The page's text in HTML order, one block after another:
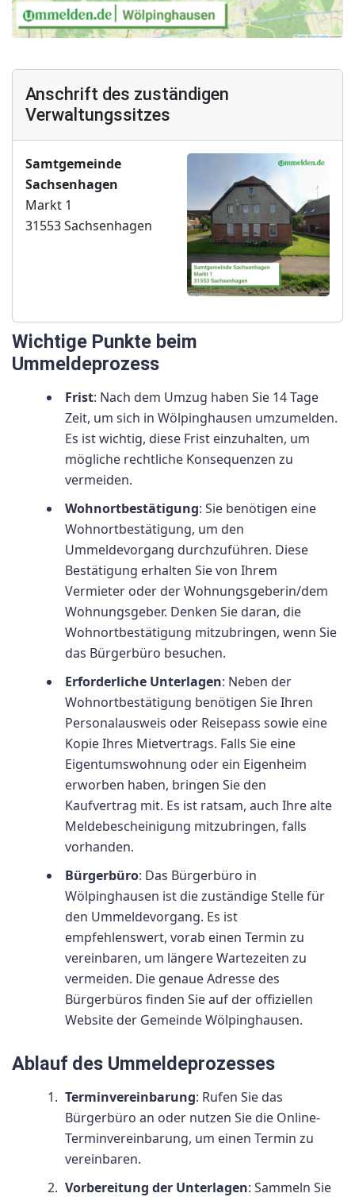
Anschrift des zuständigen
Verwaltungssitzes
Samtgemeinde
Sachsenhagen
Markt 1
31553 Sachsenhagen
Wichtige Punkte beim
Ummeldeprozess
Frist: Nach dem Umzug haben Sie 14 Tage
Zeit, um sich in Wölpinghausen umzumelden.
Es ist wichtig, diese Frist einzuhalten, um
mögliche rechtliche Konsequenzen zu
vermeiden.
Wohnortbestätigung: Sie benötigen eine
Wohnortbestätigung, um den
Ummeldevorgang durchzuführen. Diese
Bestätigung erhalten Sie von Ihrem
Vermieter oder der Wohnungsgeberin/dem
Wohnungsgeber. Denken Sie daran, die
Wohnortbestätigung mitzubringen, wenn Sie
das Bürgerbüro besuchen.
Erforderliche Unterlagen: Neben der
Wohnortbestätigung benötigen Sie Ihren
Personalausweis oder Reisepass sowie eine
Kopie Ihres Mietvertrags. Falls Sie eine
Eigentumswohnung oder ein Eigenheim
erworben haben, bringen Sie den
Kaufvertrag mit. Es ist ratsam, auch Ihre alte
Meldebescheinigung mitzubringen, falls
vorhanden.
Bürgerbüro: Das Bürgerbüro in
Wölpinghausen ist die zuständige Stelle für
den Ummeldevorgang. Es ist
empfehlenswert, vorab einen Termin zu
vereinbaren, um längere Wartezeiten zu
vermeiden. Die genaue Adresse des
Bürgerbüros finden Sie auf der offiziellen
Website der Gemeinde Wölpinghausen.
Ablauf des Ummeldeprozesses
Terminvereinbarung: Rufen Sie das
Bürgerbüro an oder nutzen Sie die Online-
Terminvereinbarung, um einen Termin zu
vereinbaren.
Vorbereitung der Unterlagen: Sammeln Sie